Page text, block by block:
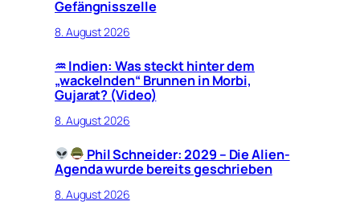
Gefängnisszelle
8. August 2026
♒︎ Indien: Was steckt hinter dem
„wackelnden“ Brunnen in Morbi,
Gujarat? (Video)
8. August 2026
Phil Schneider: 2029 – Die Alien-
Agenda wurde bereits geschrieben
8. August 2026